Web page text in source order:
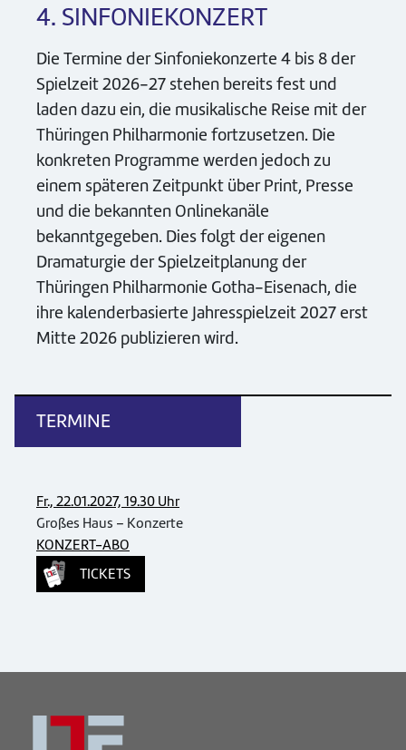
4. SINFONIEKONZERT
Die Termine der Sinfoniekonzerte 4 bis 8 der
Spielzeit 2026-27 stehen bereits fest und
laden dazu ein, die musikalische Reise mit der
Thüringen Philharmonie fortzusetzen. Die
konkreten Programme werden jedoch zu
einem späteren Zeitpunkt über Print, Presse
und die bekannten Onlinekanäle
bekanntgegeben. Dies folgt der eigenen
Dramaturgie der Spielzeitplanung der
Thüringen Philharmonie Gotha-Eisenach, die
ihre kalenderbasierte Jahresspielzeit 2027 erst
Mitte 2026 publizieren wird.
TERMINE
Fr., 22.01.2027, 19.30 Uhr
Großes Haus – Konzerte
KONZERT-ABO
TICKETS